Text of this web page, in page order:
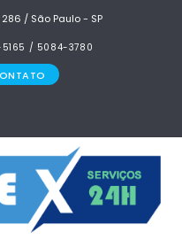
/ São Paulo - SP
5165 / 5084-3780